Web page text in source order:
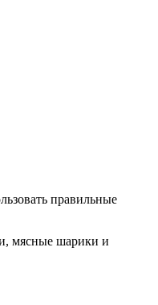
правильные
мясные шарики и